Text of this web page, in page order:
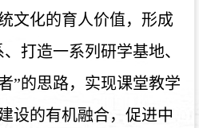
文化的育人价值，形成
打造一系列研学基地、
”的思路，实现课堂教学
设的有机融合，促进中